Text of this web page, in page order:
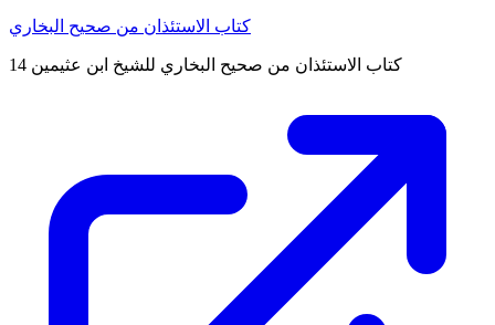
كتاب الاستئذان من صحيح البخاري
كتاب الاستئذان من صحيح البخاري للشيخ ابن عثيمين 14